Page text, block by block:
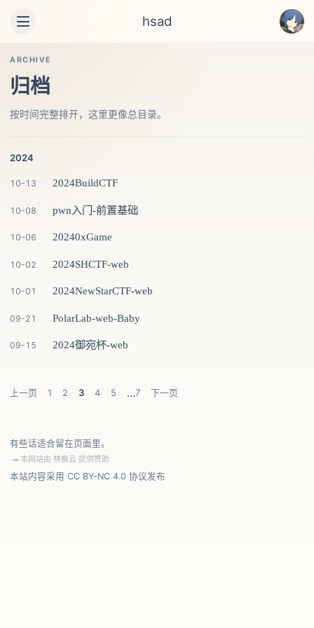
hsad
ARCHIVE
归档
按时间完整排开，这里更像总目录。
2024
10-13 2024BuildCTF
10-08 pwn入门-前置基础
10-06 20240xGame
10-02 2024SHCTF-web
10-01 2024NewStarCTF-web
09-21 PolarLab-web-Baby
09-15 2024御宛杯-web
上一页 1 2 3 4 5 …7 下一页
有些话适合留在页面里。
本网站由林枫云 提供赞助
本站内容采用 CC BY-NC 4.0协议发布